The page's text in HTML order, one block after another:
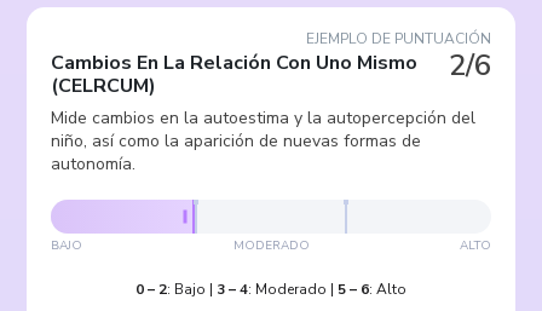
EJEMPLO DE PUNTUACIÓN
2/6
Cambios En La Relación Con Uno Mismo
(CELRCUM)
Mide cambios en la autoestima y la autopercepción del
niño, así como la aparición de nuevas formas de
autonomía.
BAJO MODERADO ALTO
0– 2: Bajo | 3–4: Moderado | 5– 6: Alto